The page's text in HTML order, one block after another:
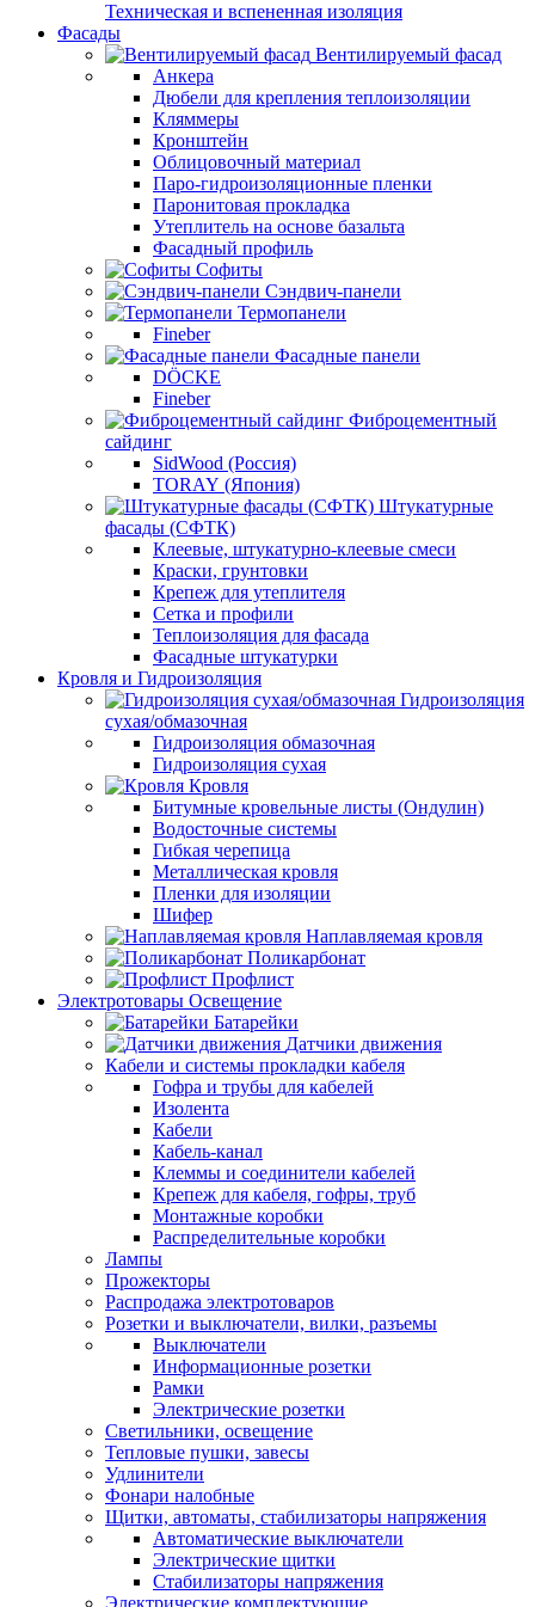
Техническая и вспененная изоляция
Фасады
Вентилируемый фасад
Анкера
Дюбели для крепления теплоизоляции
Кляммеры
Кронштейн
Облицовочный материал
Паро-гидроизоляционные пленки
Паронитовая прокладка
Утеплитель на основе базальта
Фасадный профиль
Софиты
Сэндвич-панели
Термопанели
Fineber
Фасадные панели
DÖCKE
Fineber
Фиброцементный
сайдинг
SidWood (Россия)
TORAY (Япония)
Штукатурные
фасады (СФТК)
Клеевые, штукатурно-клеевые смеси
Краски, грунтовки
Крепеж для утеплителя
Сетка и профили
Теплоизоляция для фасада
Фасадные штукатурки
Кровля и Гидроизоляция
Гидроизоляция
сухая/обмазочная
Гидроизоляция обмазочная
Гидроизоляция сухая
Кровля
Битумные кровельные листы (Ондулин)
Водосточные системы
Гибкая черепица
Металлическая кровля
Пленки для изоляции
Шифер
Наплавляемая кровля
Поликарбонат
Профлист
Электротовары Освещение
Батарейки
Датчики движения
Кабели и системы прокладки кабеля
Гофра и трубы для кабелей
Изолента
Кабели
Кабель-канал
Клеммы и соединители кабелей
Крепеж для кабеля, гофры, труб
Монтажные коробки
Распределительные коробки
Лампы
Прожекторы
Распродажа электротоваров
Розетки и выключатели, вилки, разъемы
Выключатели
Информационные розетки
Рамки
Электрические розетки
Светильники, освещение
Тепловые пушки, завесы
Удлинители
Фонари налобные
Щитки, автоматы, стабилизаторы напряжения
Автоматические выключатели
Электрические щитки
Стабилизаторы напряжения
Электрические комплектующие